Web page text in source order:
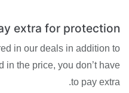
extra for protection
in our deals in addition to
in the price, you don’t have
to pay extra.